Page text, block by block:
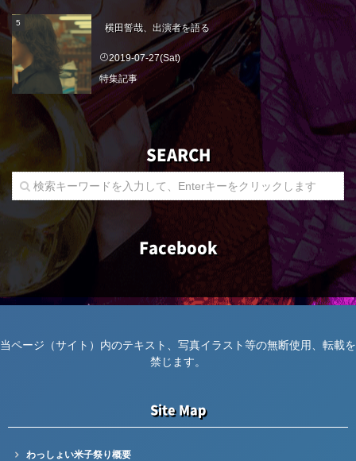
横田誓哉、出演者を語る
2019-07-27(Sat)
特集記事
SEARCH
Facebook
当ページ（サイト）内のテキスト、写真イラスト等の無断使用、転載を
禁じます。
Site Map
わっしょい米子祭り概要